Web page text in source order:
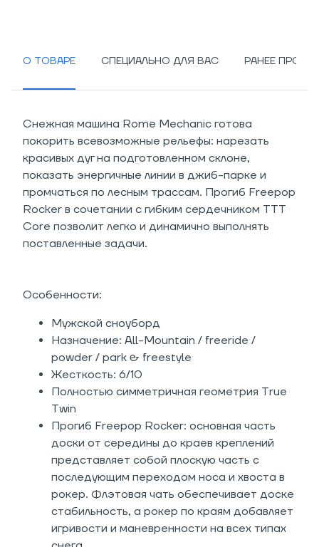
О ТОВАРЕ СПЕЦИАЛЬНО ДЛЯ ВАС РАНЕЕ
Снежная машина Rome Mechanic готова
покорить всевозможные рельефы: нарезать
красивых дуг на подготовленном склоне,
показать энергичные линии в джиб-парке и
промчаться по лесным трассам. Прогиб Freepop
Rocker в сочетании с гибким сердечником TTT
Core позволит легко и динамично выполнять
поставленные задачи.
Особенности:
Мужской сноуборд
Назначение: All-Mountain / freeride /
powder / park & freestyle
Жесткость: 6/10
Полностью симметричная геометрия True
Twin
Прогиб Freepop Rocker: основная часть
доски от середины до краев креплений
представляет собой плоскую часть с
последующим переходом носа и хвоста в
рокер. Флэтовая чать обеспечивает доске
стабильность, а рокер по краям добавляет
игривости и маневренности на всех типах